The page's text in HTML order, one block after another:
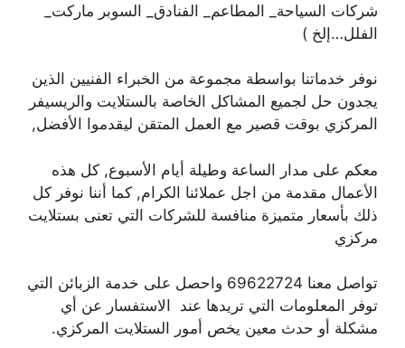
شركات السياحة_ المطاعم_ الفنادق_ السوبر ماركت_
الفلل…إلخ )
نوفر خدماتنا بواسطة مجموعة من الخبراء الفنيين الذين
يجدون حل لجميع المشاكل الخاصة بالستلايت والريسيفر
المركزي بوقت قصير مع العمل المتقن ليقدموا الأفضل,
معكم على مدار الساعة وطيلة أيام الأسبوع, كل هذه
الأعمال مقدمة من اجل عملائنا الكرام, كما أننا نوفر كل
ذلك بأسعار متميزة منافسة للشركات التي تعنى بستلايت
مركزي
تواصل معنا 69622724 واحصل على خدمة الزبائن التي
توفر المعلومات التي تريدها عند الاستفسار عن أي
مشكلة أو حدث معين يخص أمور الستلايت المركزي.